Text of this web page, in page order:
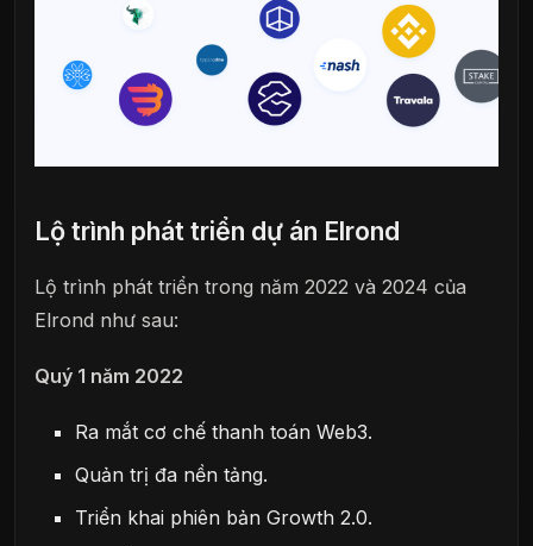
Lộ trình phát triển dự án Elrond
Lộ trình phát triển trong năm 2022 và 2024 của
Elrond như sau:
Quý 1 năm 2022
Ra mắt cơ chế thanh toán Web3.
Quản trị đa nền tảng.
Triển khai phiên bản Growth 2.0.